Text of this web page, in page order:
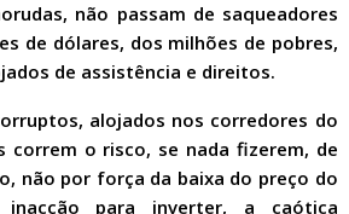
não passam de saqueadores
de dólares, dos milhões de pobres,
de assistência e direitos.
alojados nos corredores do
correm o risco, se nada fizerem, de
não por força da baixa do preço do
para inverter, a caótica